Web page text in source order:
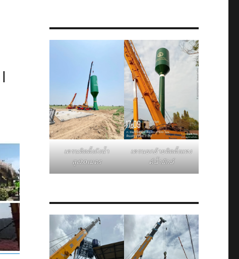
เครนติดตั้งถังน้ำ
สูง20เมตร
เครนยกย้ายติดตั้งแทง
ค์น้ำยักษ์